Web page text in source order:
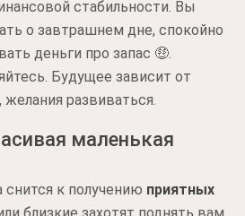
стабильности. Вы
о завтрашнем дне, спокойно
деньги про запас 🤑.
Будущее зависит от
развиваться.
маленькая
к получению приятных